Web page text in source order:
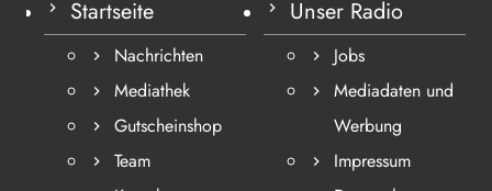
Startseite
Nachrichten
Mediathek
Gutscheinshop
Team
Unser Radio
Jobs
Mediadaten und
Werbung
Impressum